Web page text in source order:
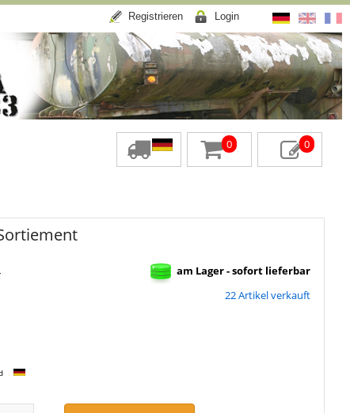
Registrieren Login
0 0
am Lager - sofort lieferbar
22 Artikel verkauft